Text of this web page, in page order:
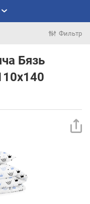
Фильтр
Бязь